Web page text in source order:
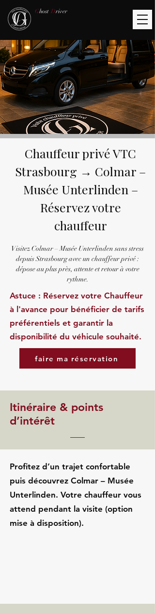
Ghost Driver
Chauffeur privé VTC
Strasbourg → Colmar –
Musée Unterlinden –
Réservez votre
chauffeur
Visitez Colmar – Musée Unterlinden sans stress
depuis Strasbourg avec un chauffeur privé :
dépose au plus près, attente et retour à votre
rythme.
Astuce : Réservez votre Chauffeur
à l'avance pour bénéficier de tarifs
préférentiels et garantir la
disponibilité du véhicule souhaité.
faire ma réservation
Itinéraire & points
d’intérêt
Profitez d’un trajet confortable
puis découvrez Colmar – Musée
Unterlinden. Votre chauffeur vous
attend pendant la visite (option
mise à disposition).